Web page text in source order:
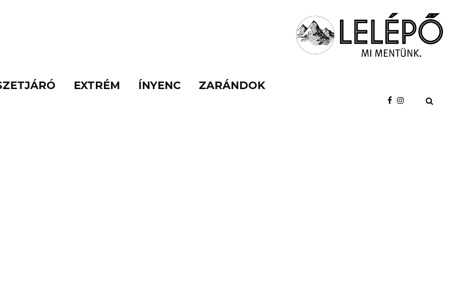
EXTRÉM ÍNYENC ZARÁNDOK